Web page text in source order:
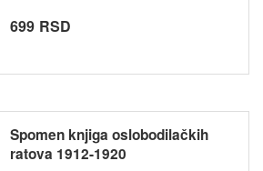
699 RSD
Spomen knjiga oslobodilačkih
ratova 1912-1920